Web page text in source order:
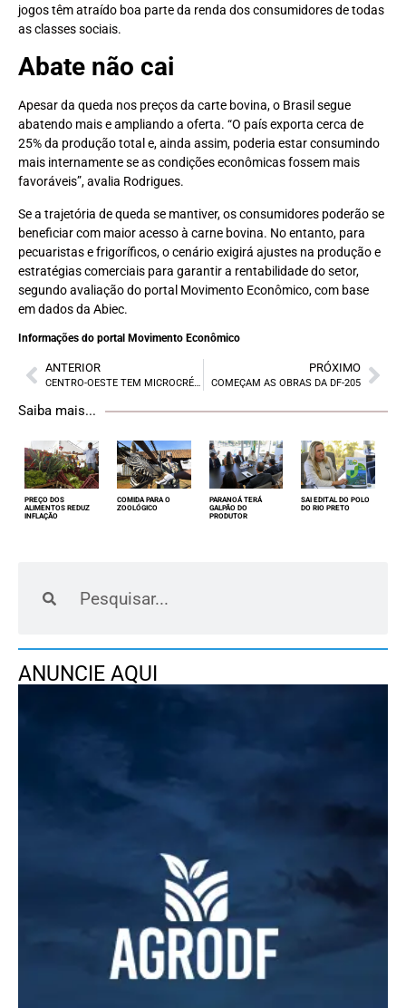
jogos têm atraído boa parte da renda dos consumidores de todas
as classes sociais.
Abate não cai
Apesar da queda nos preços da carte bovina, o Brasil segue
abatendo mais e ampliando a oferta. “O país exporta cerca de
25% da produção total e, ainda assim, poderia estar consumindo
mais internamente se as condições econômicas fossem mais
favoráveis”, avalia Rodrigues.
Se a trajetória de queda se mantiver, os consumidores poderão se
beneficiar com maior acesso à carne bovina. No entanto, para
pecuaristas e frigoríficos, o cenário exigirá ajustes na produção e
estratégias comerciais para garantir a rentabilidade do setor,
segundo avaliação do portal Movimento Econômico, com base
em dados da Abiec.
Informações do portal Movimento Econômico
ANTERIOR
CENTRO-OESTE TEM MICROCRÉDITO
PRÓXIMO
COMEÇAM AS OBRAS DA DF-205
Saiba mais...
PREÇO DOS
ALIMENTOS REDUZ
INFLAÇÃO
COMIDA PARA O
ZOOLÓGICO
PARANOÁ TERÁ
GALPÃO DO
PRODUTOR
SAI EDITAL DO POLO
DO RIO PRETO
ANUNCIE AQUI